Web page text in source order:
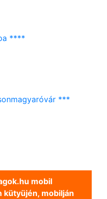
****
***
mobil
kütyüjén, mobilján